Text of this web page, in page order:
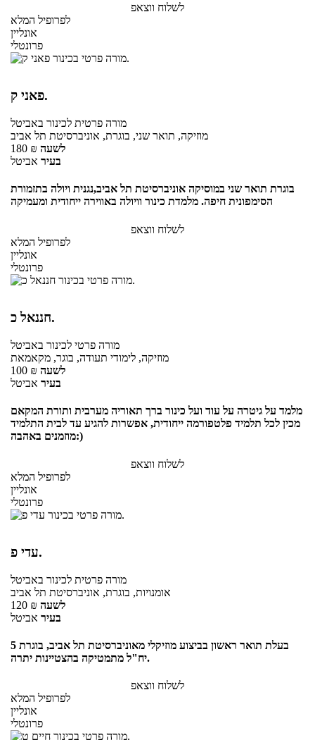
לשלוח ווצאפ
לפרופיל המלא
אונליין
פרונטלי
פאני ק.
מורה פרטית לכינור באביטל
מוזיקה, תואר שני, בוגרת, אוניברסיטת תל אביב
180 ₪ לשעה
בעיר אביטל
בוגרת תואר שני במוסיקה אוניברסיטת תל אביב,נגנית ויולה בתזמורת
הסימפונית חיפה. מלמדת כינור וויולה באווירה ייחודית ומעמיקה
לשלוח ווצאפ
לפרופיל המלא
אונליין
פרונטלי
חננאל כ.
מורה פרטי לכינור באביטל
מוזיקה, לימודי תעודה, בוגר, מקאמאת
100 ₪ לשעה
בעיר אביטל
מלמד על גיטרה על עוד ועל כינור ברך תאוריה מערבית ותורת המקאם
מכין לכל תלמיד פלטפורמה ייחודית, אפשרות להגיע עד לבית התלמיד
מוזמנים באהבה:)
לשלוח ווצאפ
לפרופיל המלא
אונליין
פרונטלי
עדי פ.
מורה פרטית לכינור באביטל
אומנויות, בוגרת, אוניברסיטת תל אביב
120 ₪ לשעה
בעיר אביטל
בעלת תואר ראשון בביצוע מוזיקלי מאוניברסיטת תל אביב, בוגרת 5
יח"ל מתמטיקה בהצטיינות יתרה.
לשלוח ווצאפ
לפרופיל המלא
אונליין
פרונטלי